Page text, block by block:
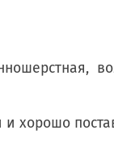
хорошо